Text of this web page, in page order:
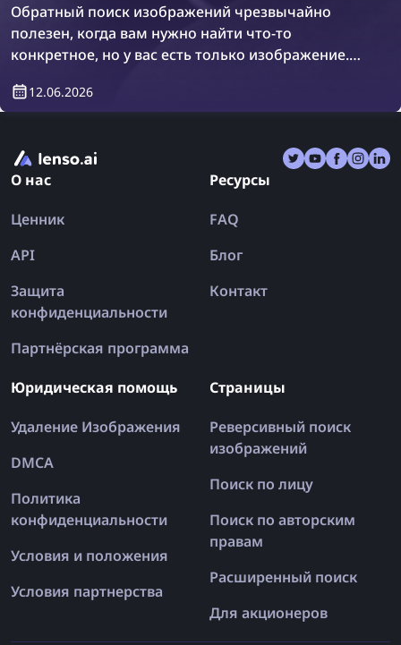
Обратный поиск изображений чрезвычайно
полезен, когда вам нужно найти что-то
конкретное, но у вас есть только изображение.
обратного поиска изображений, такие как
lenso.ai, TinEye и Copyseeker, есть также
несколько поисковых систем в одном месте.
Давайте рассмотрим лучшие приложения для
Android в 2026 году.
12.06.2026
О нас
Ценник
API
Защита
конфиденциальности
Партнёрская программа
Ресурсы
FAQ
Блог
Контакт
Юридическая помощь
Удаление Изображения
DMCA
Политика
конфиденциальности
Условия и положения
Условия партнерства
Страницы
Реверсивный поиск
изображений
Поиск по лицу
Поиск по авторским
правам
Расширенный поиск
Для акционеров